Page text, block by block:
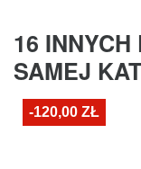
16
SAMEJ
-120,00 ZŁ